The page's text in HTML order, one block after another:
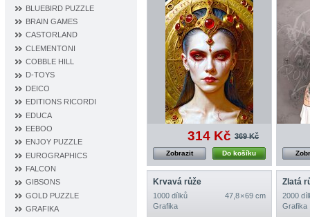
BLUEBIRD PUZZLE
BRAIN GAMES
CASTORLAND
CLEMENTONI
COBBLE HILL
D‐TOYS
DEICO
EDITIONS RICORDI
EDUCA
EEBOO
ENJOY PUZZLE
EUROGRAPHICS
FALCON
GIBSONS
GOLD PUZZLE
GRAFIKA
314 Kč 369 Kč
Do košíku
Zobrazit
Krvavá růže
1000 dílků
47,8 × 69 cm
Grafika
Zlatá
2000
Grafika